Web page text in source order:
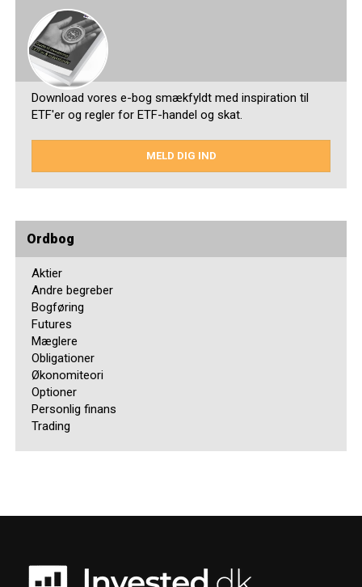
Download vores e-bog smækfyldt med inspiration til
ETF'er og regler for ETF-handel og skat.
MELD DIG IND
Ordbog
Aktier
Andre begreber
Bogføring
Futures
Mæglere
Obligationer
Økonomiteori
Optioner
Personlig finans
Trading